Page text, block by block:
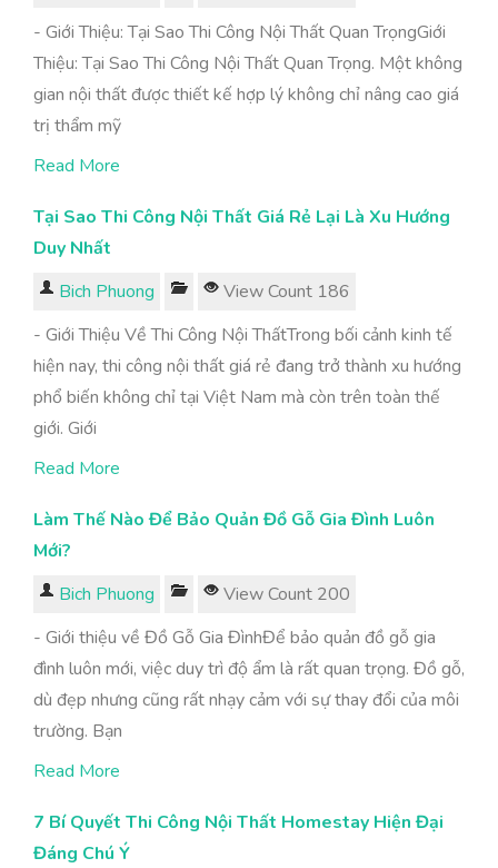
- Giới Thiệu: Tại Sao Thi Công Nội Thất Quan TrọngGiới
Thiệu: Tại Sao Thi Công Nội Thất Quan Trọng. Một không
gian nội thất được thiết kế hợp lý không chỉ nâng cao giá
trị thẩm mỹ
Read More
Tại Sao Thi Công Nội Thất Giá Rẻ Lại Là Xu Hướng
Duy Nhất
Bich Phuong
View Count 186
- Giới Thiệu Về Thi Công Nội ThấtTrong bối cảnh kinh tế
hiện nay, thi công nội thất giá rẻ đang trở thành xu hướng
phổ biến không chỉ tại Việt Nam mà còn trên toàn thế
giới. Giới
Read More
Làm Thế Nào Để Bảo Quản Đồ Gỗ Gia Đình Luôn
Mới?
Bich Phuong
View Count 200
- Giới thiệu về Đồ Gỗ Gia ĐìnhĐể bảo quản đồ gỗ gia
đình luôn mới, việc duy trì độ ẩm là rất quan trọng. Đồ gỗ,
dù đẹp nhưng cũng rất nhạy cảm với sự thay đổi của môi
trường. Bạn
Read More
7 Bí Quyết Thi Công Nội Thất Homestay Hiện Đại
Đáng Chú Ý